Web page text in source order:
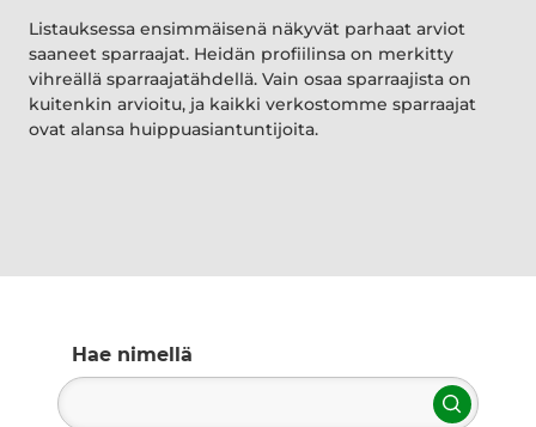
Listauksessa ensimmäisenä näkyvät parhaat arviot
saaneet sparraajat. Heidän profiilinsa on merkitty
vihreällä sparraajatähdellä. Vain osaa sparraajista on
kuitenkin arvioitu, ja kaikki verkostomme sparraajat
ovat alansa huippuasiantuntijoita.
Hae nimellä
Hae